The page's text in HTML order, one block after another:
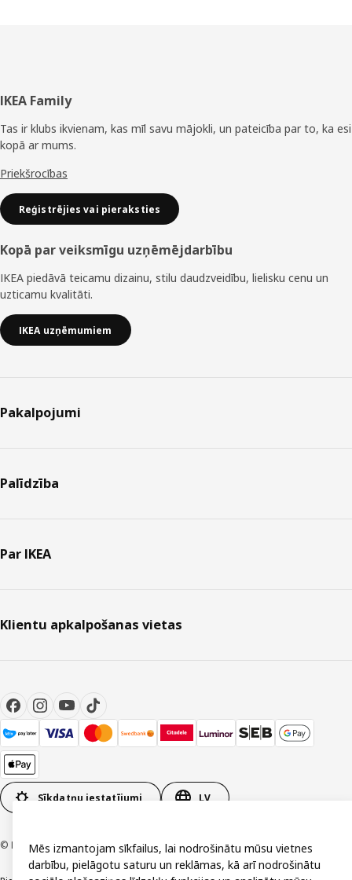
Kājene
IKEA Family
Tas ir klubs ikvienam, kas mīl savu mājokli, un pateicība par to, ka esi
kopā ar mums.
Priekšrocības
Reģistrējies vai pieraksties
Kopā par veiksmīgu uzņēmējdarbību
IKEA piedāvā teicamu dizainu, stilu daudzveidību, lielisku cenu un
uzticamu kvalitāti.
IKEA uzņēmumiem
Pakalpojumi
Palīdzība
Par IKEA
Klientu apkalpošanas vietas
Sīkdatņu iestatījumi LV
© Inter IKEA Systems B.V. 1999-2026
Mēs izmantojam sīkfailus, lai nodrošinātu mūsu vietnes
darbību, pielāgotu saturu un reklāmas, kā arī nodrošinātu